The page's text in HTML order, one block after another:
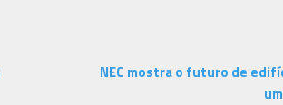
NEC mostra o futuro de